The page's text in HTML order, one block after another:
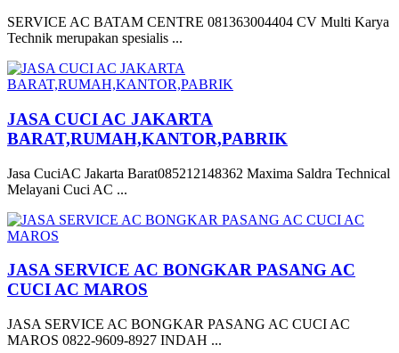
SERVICE AC BATAM CENTRE 081363004404 CV Multi Karya
Technik merupakan spesialis ...
JASA CUCI AC JAKARTA
BARAT,RUMAH,KANTOR,PABRIK
Jasa CuciAC Jakarta Barat085212148362 Maxima Saldra Technical
Melayani Cuci AC ...
JASA SERVICE AC BONGKAR PASANG AC
CUCI AC MAROS
JASA SERVICE AC BONGKAR PASANG AC CUCI AC
MAROS 0822-9609-8927 INDAH ...